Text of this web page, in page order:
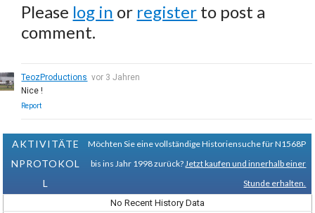
Please log in or register to post a
comment.
TeozProductions vor 3 Jahren
Nice !
Report
AKTIVITÄTE
NPROTOKOL
L
Möchten Sie eine vollständige Historiensuche für N1568P
bis ins Jahr 1998 zurück? Jetzt kaufen und innerhalb einer
Stunde erhalten.
No Recent History Data